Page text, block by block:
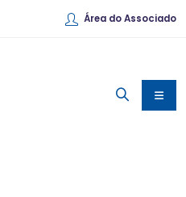
Área do Associado